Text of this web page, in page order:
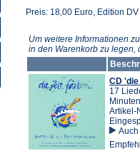
Preis: 18,00 Euro, Edition
Um weitere Informationen
in den Warenkorb zu legen,
CD
17
Minuten
Artikel-